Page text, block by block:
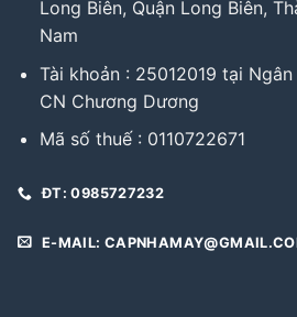
Long Biên, Quận Long Biên,
Nam
Tài khoản : 25012019 tại
CN Chương Dương
Mã số thuế : 0110722671
ĐT: 0985727232
E-MAIL: